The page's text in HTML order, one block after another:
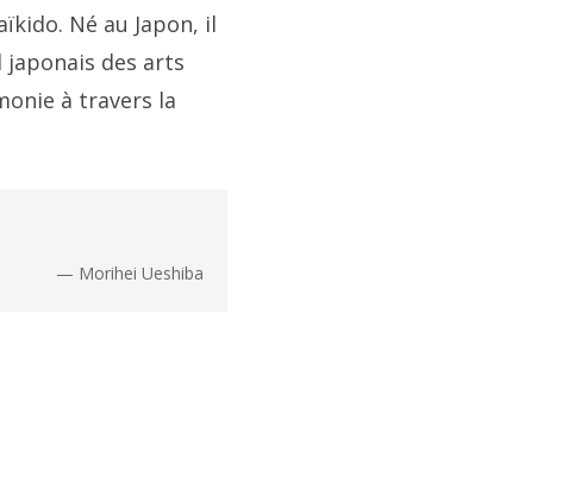
Né au Japon, il
des arts
à travers la
— Morihei Ueshiba